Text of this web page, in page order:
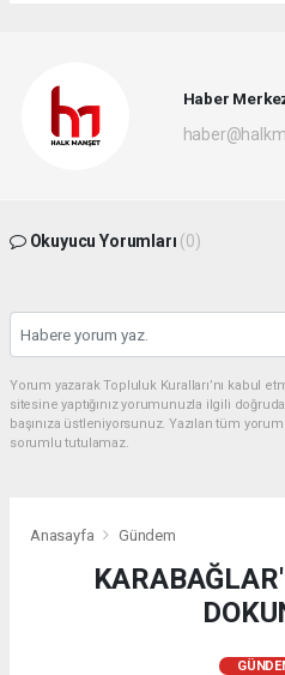
Haber
Okuyucu Yorumları (0)
Yorum yazarak Topluluk Kuralları’nı kabul
sitesine yaptığınız yorumunuzla ilgili
başınıza üstleniyorsunuz. Yazılan tüm
sorumlu tutulamaz.
Anasayfa Gündem